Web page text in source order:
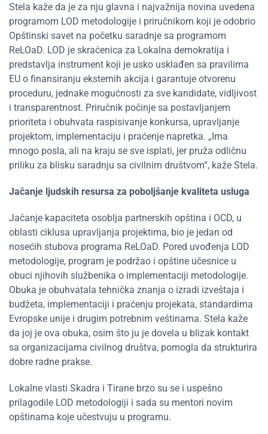
Stela kaže da je za nju glavna i najvažnija novina uvedena
programom LOD metodologije i priručnikom koji je odobrio
Opštinski savet na početku saradnje sa programom
ReLOaD. LOD je skraćenica za Lokalna demokratija i
predstavlja instrument koji je usko usklađen sa pravilima
EU o finansiranju eksternih akcija i garantuje otvorenu
proceduru, jednake mogućnosti za sve kandidate, vidljivost
i transparentnost. Priručnik počinje sa postavljanjem
prioriteta i obuhvata raspisivanje konkursa, upravljanje
projektom, implementaciju i praćenje napretka. „Ima
mnogo posla, ali na kraju se sve isplati, jer pruža odličnu
priliku za blisku saradnju sa civilnim društvom“, kaže Stela.
Jačanje ljudskih resursa za poboljšanje kvaliteta usluga
Jačanje kapaciteta osoblja partnerskih opština i OCD, u
oblasti ciklusa upravljanja projektima, bio je jedan od
nosećih stubova programa ReLOaD. Pored uvođenja LOD
metodologije, program je podržao i opštine učesnice u
obuci njihovih službenika o implementaciji metodologije.
Obuka je obuhvatala tehnička znanja o izradi izveštaja i
budžeta, implementaciji i praćenju projekata, standardima
Evropske unije i drugim potrebnim veštinama. Stela kaže
da joj je ova obuka, osim što ju je dovela u blizak kontakt
sa organizacijama civilnog društva, pomogla da strukturira
dobre radne prakse.
Lokalne vlasti Skadra i Tirane brzo su se i uspešno
prilagodile LOD metodologiji i sada su mentori novim
opštinama koje učestvuju u programu.